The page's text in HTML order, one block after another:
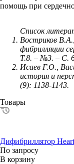
помощь при
Список
Востриков
фибрилляции
Т.8. – №3. – С.
Исаев Г.О.,
история и
(9): 1138-1143.
Товары
Дифибриллятор
По запросу
В корзину